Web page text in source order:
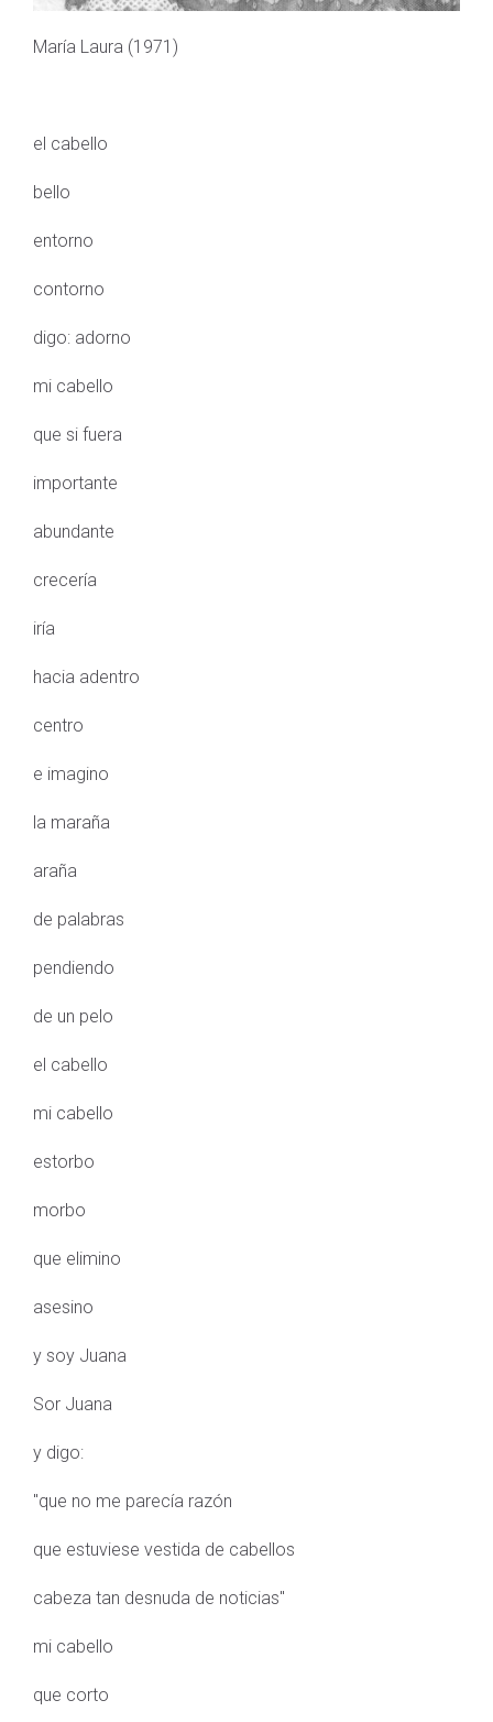
María Laura (1971)
el cabello
bello
entorno
contorno
digo: adorno
mi cabello
que si fuera
importante
abundante
crecería
iría
hacia adentro
centro
e imagino
la maraña
araña
de palabras
pendiendo
de un pelo
el cabello
mi cabello
estorbo
morbo
que elimino
asesino
y soy Juana
Sor Juana
y digo:
"que no me parecía razón
que estuviese vestida de cabellos
cabeza tan desnuda de noticias"
mi cabello
que corto